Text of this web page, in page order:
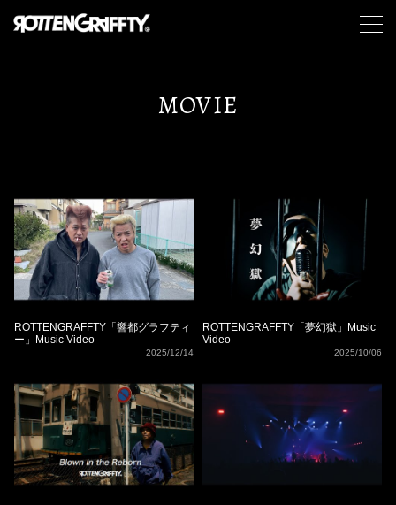
MOVIE
ROTTENGRAFFTY「響都グラフティ
ー」Music Video
2025/12/14
ROTTENGRAFFTY「夢幻獄」Music
Video
2025/10/06